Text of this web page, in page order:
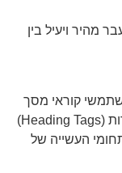
מהיר ויעיל בין
קוראי מסך
ואמצעי ניווט אחרים, הוטמעה היררכיית כותרות (Heading Tags)
העשייה של